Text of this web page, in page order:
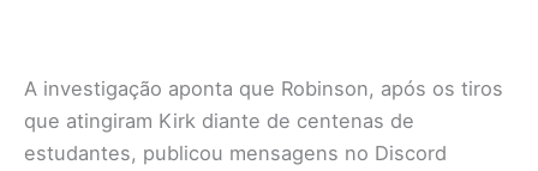
A investigação aponta que Robinson, após os tiros
que atingiram Kirk diante de centenas de
estudantes, publicou mensagens no Discord